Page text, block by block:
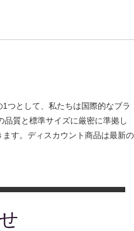
つとして、私たちは国際的なブラ
質と標準サイズに厳密に準拠し
す。ディスカウント商品は最新の